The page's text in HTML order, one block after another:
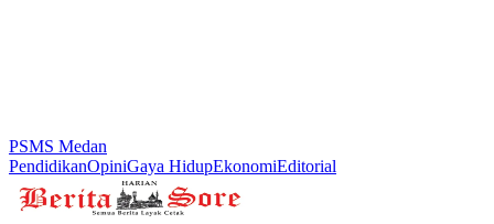
PSMS Medan
PendidikanOpiniGaya HidupEkonomiEditorial